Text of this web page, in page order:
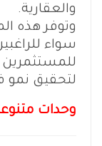
والعقارية.
وتوفر هذه
سواء
لتحقيق نمو
وحدات